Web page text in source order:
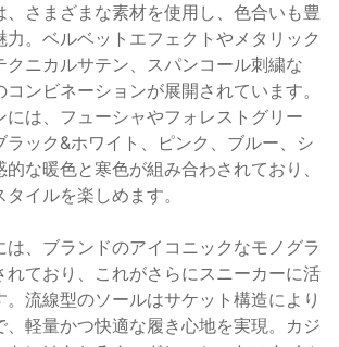
、さまざまな素材を使用し、色合いも豊
。ベルベットエフェクトやメタリック
クニカルサテン、スパンコール刺繍な
ンビネーションが展開されています。
には、フューシャやフォレストグリー
ラック&ホワイト、ピンク、ブルー、シ
な暖色と寒色が組み合わされており、
イルを楽しめます。
は、ブランドのアイコニックなモノグラ
れており、これがさらにスニーカーに活
。流線型のソールはサケット構造により
、軽量かつ快適な履き心地を実現。カジ